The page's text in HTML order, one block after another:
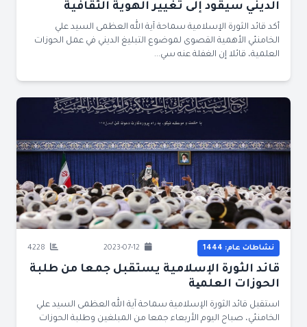
الديني سيقود إلى تغيير الهوية الثقافية
أكد قائد الثورة الإسلامية سماحة آية الله العظمى السيد علي
الخامنئي الأهمية القصوى لموضوع التبليغ الديني في عمل الحوزات
العلمية، قائلا إن الغفلة عنه سي...
نشاطات عام: 1444
قائد الثورة الإسلامية يستقبل جمعا من طلبة
الحوزات العلمیة
استقبل قائد الثورة الإسلامية سماحة آية الله العظمى السيد علي
الخامنئي، صباح اليوم الأربعاء جمعا من المبلغين وطلبة الحوزات